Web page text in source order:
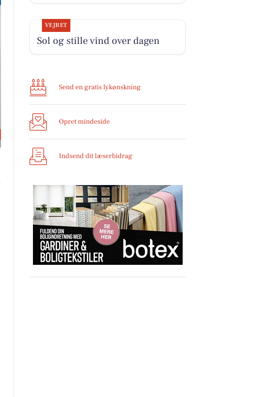
VEJRET
Sol og stille vind over dagen
Send en gratis lykønskning
Opret mindeside
Indsend dit læserbidrag